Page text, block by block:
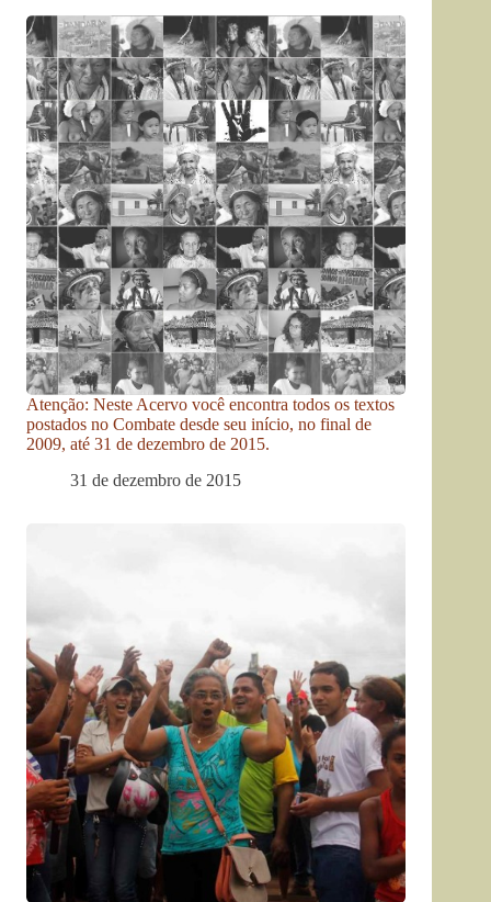
Atenção: Neste Acervo você encontra todos os textos
postados no Combate desde seu início, no final de
2009, até 31 de dezembro de 2015.
31 de dezembro de 2015